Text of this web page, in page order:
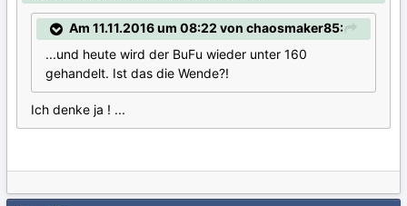
Am 11.11.2016 um 08:22 von chaosmaker85:
...und heute wird der BuFu wieder unter 160
gehandelt. Ist das die Wende?!
Ich denke ja ! ...